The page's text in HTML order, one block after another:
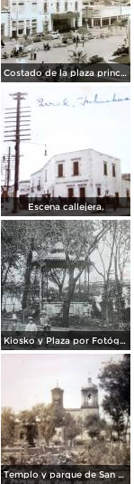
Costado de la plaza principal.
Escena callejera.
Kiosko y Plaza por Fotógrafo Winfield Scott.
Templo y parque de San Juan de Dios..